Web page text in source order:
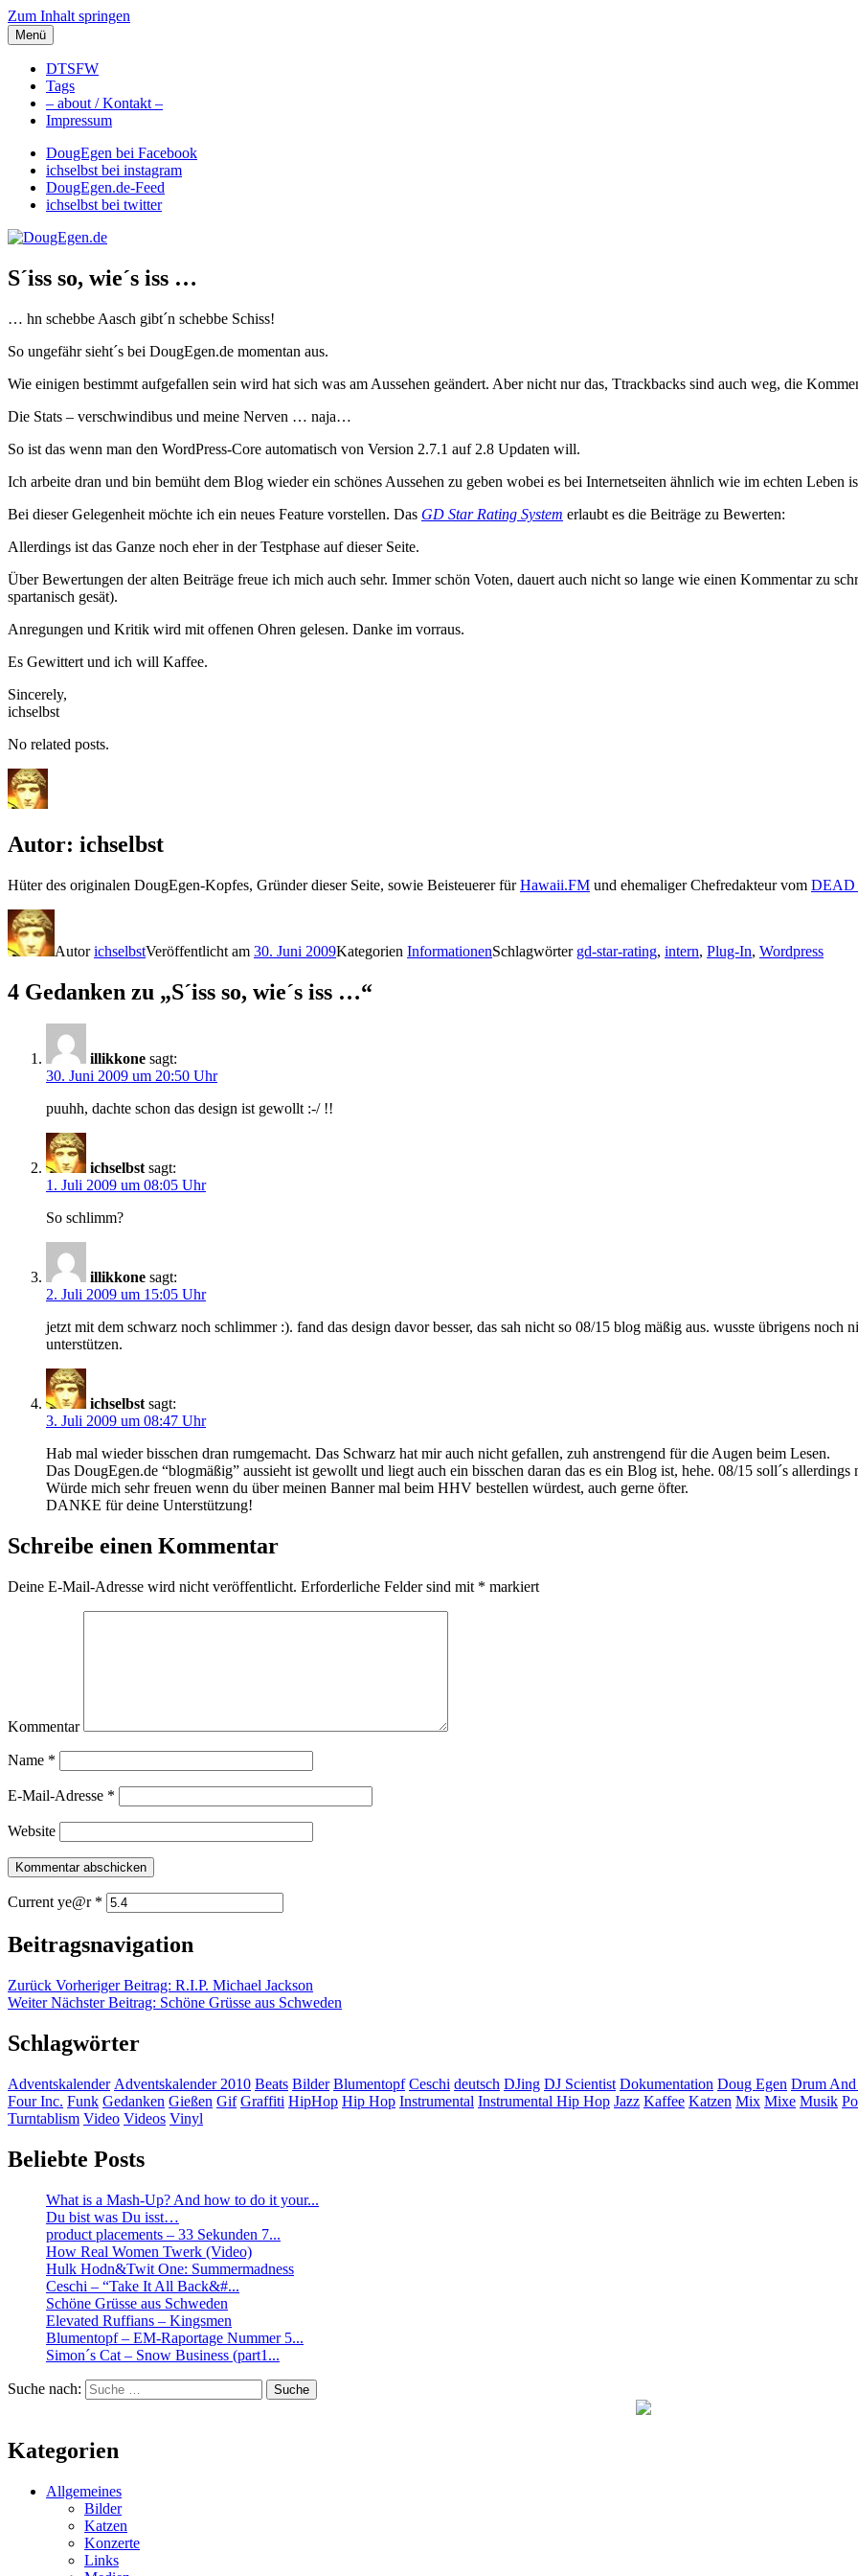
Zum Inhalt springen
DougEgen.de
Musik, Gedanken und Informationen / Ich bin Doug Egen!
Menü
DTSFW
Tags
– about / Kontakt –
Impressum
DougEgen bei Facebook
ichselbst bei instagram
DougEgen.de-Feed
ichselbst bei twitter
S´iss so, wie´s iss …
… hn schebbe Aasch gibt´n schebbe Schiss!
So ungefähr sieht´s bei DougEgen.de momentan aus.
Wie einigen bestimmt aufgefallen sein wird hat sich was am Aussehen geändert. Aber nicht nur das, Ttrackbacks sind auch weg, die
Die Stats – verschwindibus und meine Nerven … naja…
So ist das wenn man den WordPress-Core automatisch von Version 2.7.1 auf 2.8 Updaten will.
Ich arbeite dran und bin bemüht dem Blog wieder ein schönes Aussehen zu geben wobei es bei Internetseiten ähnlich wie im echten
Bei dieser Gelegenheit möchte ich ein neues Feature vorstellen. Das GD Star Rating System erlaubt es die Beiträge zu Bewerten:
Allerdings ist das Ganze noch eher in der Testphase auf dieser Seite.
Über Bewertungen der alten Beiträge freue ich mich auch sehr. Immer schön Voten, dauert auch nicht so lange wie einen Kommentar zu
spartanisch gesät).
Anregungen und Kritik wird mit offenen Ohren gelesen. Danke im vorraus.
Es Gewittert und ich will Kaffee.
Sincerely,
ichselbst
No related posts.
Autor: ichselbst
Hüter des originalen DougEgen-Kopfes, Gründer dieser Seite, sowie Beisteuerer fürHawaii.FM und ehemaliger Chefredakteur vom DEAD
AutorichselbstVeröffentlicht am 30. Juni 2009Kategorien InformationenSchlagwörter gd-star-rating, intern, Plug-In, Wordpress
4 Gedanken zu „S´iss so, wie´s iss …“
illikkone sagt:
30. Juni 2009 um 20:50 Uhr
puuhh, dachte schon das design ist gewollt :-/ !!
ichselbst sagt:
1. Juli 2009 um 08:05 Uhr
So schlimm?
illikkone sagt:
2. Juli 2009 um 15:05 Uhr
jetzt mit dem schwarz noch schlimmer :). fand das design davor besser, das sah nicht so 08/15 blog mäßig aus. wusste übrigens
unterstützen.
ichselbst sagt:
3. Juli 2009 um 08:47 Uhr
Hab mal wieder bisschen dran rumgemacht. Das Schwarz hat mir auch nicht gefallen, zuh anstrengend für die Augen beim Lesen.
Das DougEgen.de “blogmäßig” aussieht ist gewollt und liegt auch ein bisschen daran das es ein Blog ist, hehe. 08/15 soll´s
Würde mich sehr freuen wenn du über meinen Banner mal beim HHV bestellen würdest, auch gerne öfter.
DANKE für deine Unterstützung!
Schreibe einen Kommentar
Deine E-Mail-Adresse wird nicht veröffentlicht. Erforderliche Felder sind mit * markiert
Kommentar
Name *
E-Mail-Adresse *
Website
Current ye@r *
Beitragsnavigation
Zurück Vorheriger Beitrag: R.I.P. Michael Jackson
Weiter Nächster Beitrag: Schöne Grüsse aus Schweden
Schlagwörter
Adventskalender Adventskalender 2010 Beats Bilder Blumentopf Ceschi deutsch DJing DJ Scientist Dokumentation Doug Egen Drum And
Four Inc. Funk Gedanken Gießen Gif Graffiti HipHop Hip Hop Instrumental Instrumental Hip Hop Jazz Kaffee Katzen Mix Mixe Musik
Turntablism Video Videos Vinyl
Beliebte Posts
What is a Mash-Up? And how to do it your...
Du bist was Du isst…
product placements – 33 Sekunden 7...
How Real Women Twerk (Video)
Hulk Hodn&Twit One: Summermadness
Ceschi – “Take It All Back&#...
Schöne Grüsse aus Schweden
Elevated Ruffians – Kingsmen
Blumentopf – EM-Raportage Nummer 5...
Simon´s Cat – Snow Business (part1...
Suche nach: Suche
Kategorien
Allgemeines
Bilder
Katzen
Konzerte
Links